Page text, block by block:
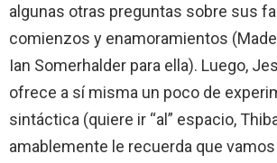
algunas otras preguntas sobre sus
comienzos y enamoramientos
Ian Somerhalder para ella). Luego,
ofrece a sí misma un poco de
sintáctica (quiere ir “al” espacio,
amablemente le recuerda que vamos